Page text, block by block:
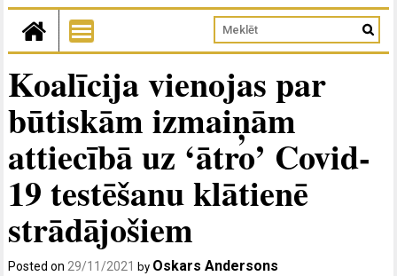
Koalīcija vienojas par
būtiskām izmaiņām
attiecībā uz ‘ātro’ Covid-
19 testēšanu klātienē
strādājošiem
Posted on29/11/2021 by Oskars Andersons